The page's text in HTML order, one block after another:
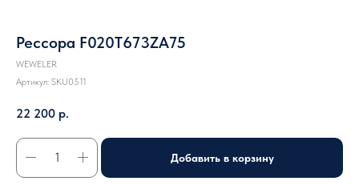
Рессора F020T673ZA75
WEWELER
Артикул: SKU0511
22 200 р.
Добавить в корзину